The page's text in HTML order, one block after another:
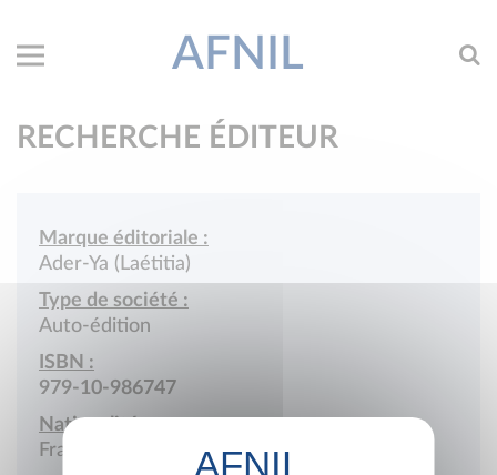
AFNIL
RECHERCHE ÉDITEUR
Marque éditoriale :
Ader-Ya (Laétitia)
Type de société :
Auto-édition
ISBN :
979-10-986747
Nationalité :
France